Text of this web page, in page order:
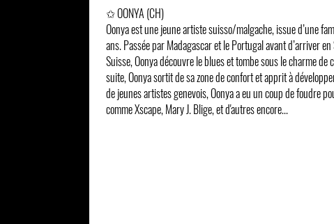
✩ OONYA (CH)
Oonya est une jeune artiste suisso/malgache, issue d’une
ans. Passée par Madagascar et le Portugal avant d’arriver
Suisse, Oonya découvre le blues et tombe sous le charme
suite, Oonya sortit de sa zone de confort et apprit à
de jeunes artistes genevois, Oonya a eu un coup de foudre
comme Xscape, Mary J. Blige, et d'autres encore...